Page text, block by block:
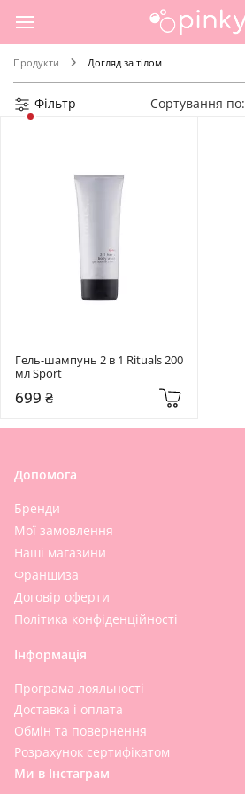
Продукти Догляд за тілом
Фільтр Сортування по:
Гель-шампунь 2 в 1 Rituals 200
мл Sport
699 ₴
Допомога
Бренди
Мої замовлення
Наші магазини
Франшиза
Договір оферти
Політика конфіденційності
Інформація
Програма лояльності
Доставка і оплата
Обмін та повернення
Розрахунок сертифікатом
Ми в Інстаграм